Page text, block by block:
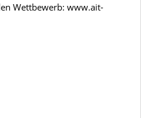
Wettbewerb: www.ait-